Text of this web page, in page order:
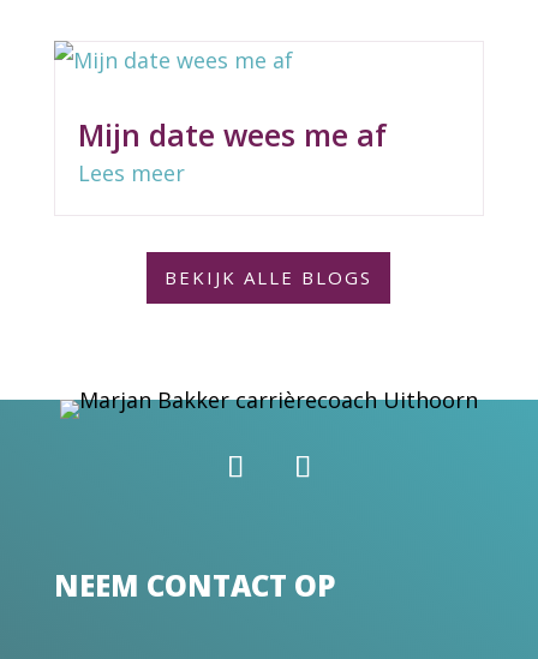
Mijn date wees me af
Lees meer
BEKIJK ALLE BLOGS
NEEM CONTACT OP